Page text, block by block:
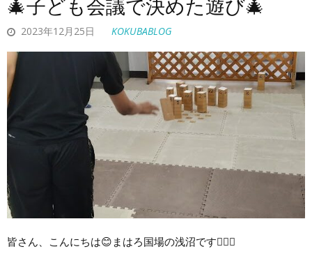
🎄子ども会議で決めた遊び🎄
2023年12月25日 KOKUBABLOG
皆さん、こんにちは😊まはろ国場の浅沼です🙋‍♀️✨